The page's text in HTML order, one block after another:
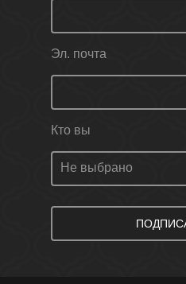
Эл. почта
Кто вы